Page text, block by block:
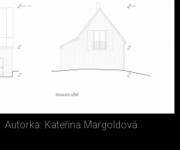
Autorka: Kateřina Margoldová